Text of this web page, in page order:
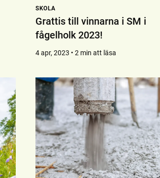
SKOLA
Grattis till vinnarna i SM i
fågelholk 2023!
4 apr, 2023 • 2 min att läsa